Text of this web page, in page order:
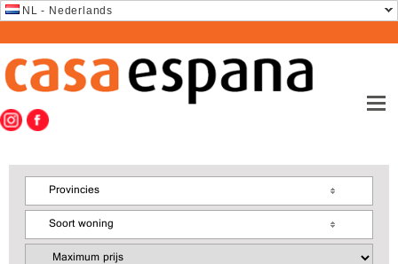
NL - Nederlands
Provincies
Soort woning